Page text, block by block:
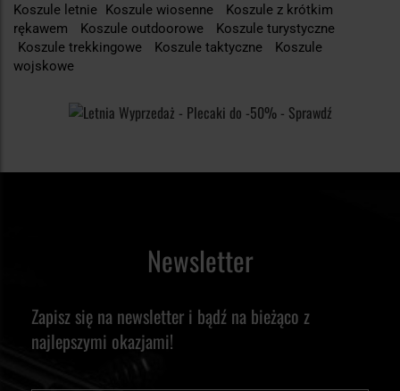
Koszule letnie Koszule wiosenne
Koszule z krótkim
rękawem
Koszule outdoorowe
Koszule turystyczne
Koszule trekkingowe
Koszule taktyczne
Koszule
wojskowe
Newsletter
Zapisz się na newsletter i bądź na bieżąco z
najlepszymi okazjami!